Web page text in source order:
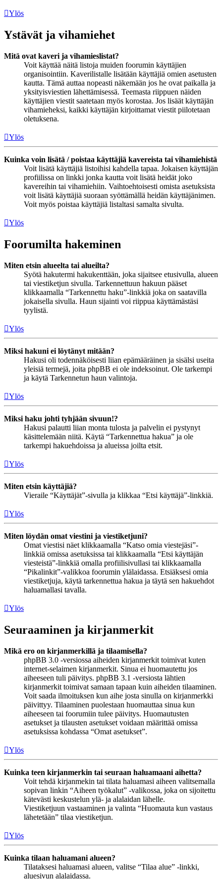
Ylös
Ystävät ja vihamiehet
Mitä ovat kaveri ja vihamieslistat?
Voit käyttää näitä listoja muiden foorumin käyttäjien
organisointiin. Kaverilistalle lisätään käyttäjiä omien asetusten
kautta. Tämä auttaa nopeasti näkemään jos he ovat paikalla ja
yksityisviestien lähettämisessä. Teemasta riippuen näiden
käyttäjien viestit saatetaan myös korostaa. Jos lisäät käyttäjän
vihamieheksi, kaikki käyttäjän kirjoittamat viestit piilotetaan
oletuksena.
Ylös
Kuinka voin lisätä / poistaa käyttäjiä kavereista tai vihamiehistä
Voit lisätä käyttäjiä listoihisi kahdella tapaa. Jokaisen käyttäjän
profiilissa on linkki jonka kautta voit lisätä heidät joko
kavereihin tai vihamiehiin. Vaihtoehtoisesti omista asetuksista
voit lisätä käyttäjiä suoraan syöttämällä heidän käyttäjänimen.
Voit myös poistaa käyttäjiä listaltasi samalta sivulta.
Ylös
Foorumilta hakeminen
Miten etsin alueelta tai alueilta?
Syötä hakutermi hakukenttään, joka sijaitsee etusivulla, alueen
tai viestiketjun sivulla. Tarkennettuun hakuun pääset
klikkaamalla “Tarkennettu haku”-linkkiä joka on saatavilla
jokaisella sivulla. Haun sijainti voi riippua käyttämästäsi
tyylistä.
Ylös
Miksi hakuni ei löytänyt mitään?
Hakusi oli todennäköisesti liian epämääräinen ja sisälsi useita
yleisiä termejä, joita phpBB ei ole indeksoinut. Ole tarkempi
ja käytä Tarkennetun haun valintoja.
Ylös
Miksi haku johti tyhjään sivuun!?
Hakusi palautti liian monta tulosta ja palvelin ei pystynyt
käsittelemään niitä. Käytä “Tarkennettua hakua” ja ole
tarkempi hakuehdoissa ja alueissa joilta etsit.
Ylös
Miten etsin käyttäjiä?
Vieraile “Käyttäjät”-sivulla ja klikkaa “Etsi käyttäjä”-linkkiä.
Ylös
Miten löydän omat viestini ja viestiketjuni?
Omat viestisi näet klikkaamalla “Katso omia viestejäsi”-
linkkiä omissa asetuksissa tai klikkaamalla “Etsi käyttäjän
viesteistä”-linkkiä omalla profiilisivullasi tai klikkaamalla
“Pikalinkit”-valikkoa foorumin ylälaidassa. Etsiäksesi omia
viestiketjuja, käytä tarkennettua hakua ja täytä sen hakuehdot
haluamallasi tavalla.
Ylös
Seuraaminen ja kirjanmerkit
Mikä ero on kirjanmerkillä ja tilaamisella?
phpBB 3.0 -versiossa aiheiden kirjanmerkit toimivat kuten
internet-selaimen kirjanmerkit. Sinua ei huomautettu jos
aiheeseen tuli päivitys. phpBB 3.1 -versiosta lähtien
kirjanmerkit toimivat samaan tapaan kuin aiheiden tilaaminen.
Voit saada ilmoituksen kun aihe josta sinulla on kirjanmerkki
päivittyy. Tilaaminen puolestaan huomauttaa sinua kun
aiheeseen tai foorumiin tulee päivitys. Huomautusten
asetukset ja tilausten asetukset voidaan määrittää omissa
asetuksissa kohdassa “Omat asetukset”.
Ylös
Kuinka teen kirjanmerkin tai seuraan haluamaani aihetta?
Voit tehdä kirjanmekin tai tilata haluamasi aiheen valitsemalla
sopivan linkin “Aiheen työkalut” -valikossa, joka on sijoitettu
kätevästi keskustelun ylä- ja alalaidan lähelle.
Viestiketjuun vastaaminen ja valinta “Huomauta kun vastaus
lähetetään” tilaa viestiketjun.
Ylös
Kuinka tilaan haluamani alueen?
Tilataksesi haluamasi alueen, valitse “Tilaa alue” -linkki,
aluesivun alalaidassa.